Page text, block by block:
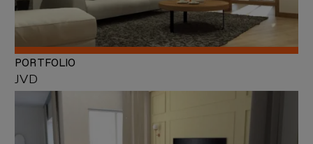
JVD
PORTFOLIO